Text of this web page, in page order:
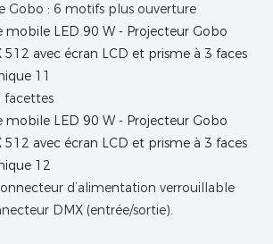
Gobo : 6 motifs plus ouverture
facettes
d’alimentation verrouillable
DMX (entrée/sortie).